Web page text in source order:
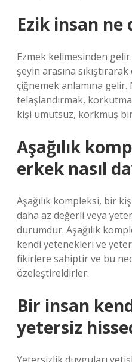
Ezik insan ne
Ezmek kelimesinden
şeyin arasına
çiğnemek anlamına gelir.
telaşlandırmak,
kişi umutsuz, korkmuş
Aşağılık
erkek nasıl
Aşağılık kompleksi, bir
daha az değerli veya
durumdur. Aşağılık
kendi yetenekleri ve
fikirlere sahiptir ve bu
özeleştireldirler.
Bir insan
yetersiz